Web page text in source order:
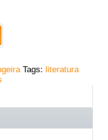
Tags: literatura